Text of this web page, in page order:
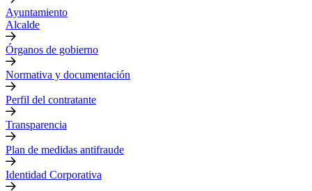
Ayuntamiento
Alcalde
Órganos de gobierno
Normativa y documentación
Perfil del contratante
Transparencia
Plan de medidas antifraude
Identidad Corporativa